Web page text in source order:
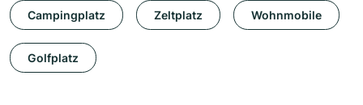
Campingplatz Zeltplatz Wohnmobile
Golfplatz